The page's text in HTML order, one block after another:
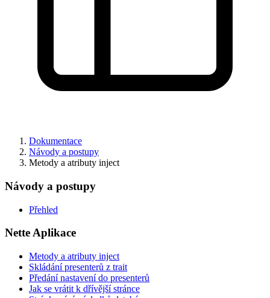
Otevři náhled
Nahlásit problém s touto stránkou na GitHubu
Dokumentace
Návody a postupy
Metody a atributy inject
Návody a postupy
Přehled
Nette Aplikace
Metody a atributy inject
Skládání presenterů z trait
Předání nastavení do presenterů
Jak se vrátit k dřívější stránce